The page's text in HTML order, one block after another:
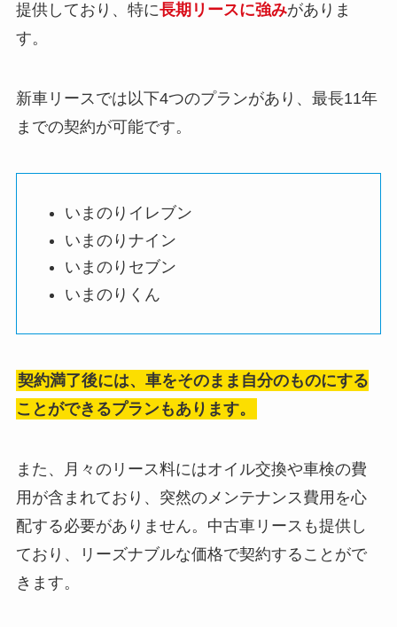
提供しており、特に長期リースに強みがありま
す。
新車リースでは以下4つのプランがあり、最長11年
までの契約が可能です。
いまのりイレブン
いまのりナイン
いまのりセブン
いまのりくん
契約満了後には、車をそのまま自分のものにする
ことができるプランもあります。
また、月々のリース料にはオイル交換や車検の費
用が含まれており、突然のメンテナンス費用を心
配する必要がありません。中古車リースも提供し
ており、リーズナブルな価格で契約することがで
きます。